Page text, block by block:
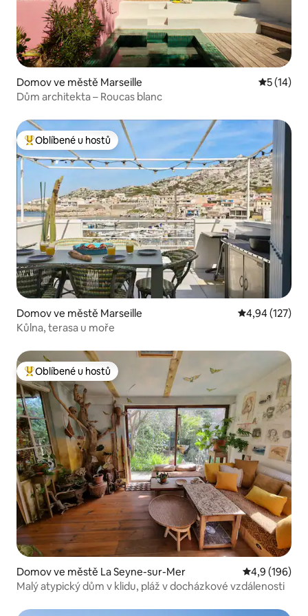
Domov ve městě Marseille Průměrné
5 (14)
Dům architekta – Roucas blanc
Nejlepší v kategorii Oblíbené u hostů
Oblíbené u hostů
Domov ve městě Marseille Průměrné
4,94 (127)
Kůlna, terasa u moře
Nejlepší v kategorii Oblíbené u hostů
Oblíbené u hostů
Domov ve městě La Seyne-sur-Mer Průměrné
4,9 (196)
Malý atypický dům v klidu, pláž v docházkové vzdálenosti